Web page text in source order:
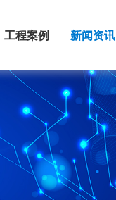
工程案例 新闻资讯